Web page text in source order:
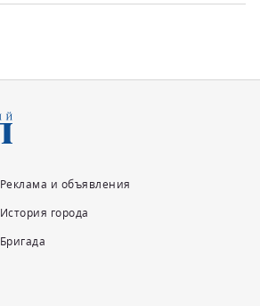
Реклама и объявления
История города
Бригада